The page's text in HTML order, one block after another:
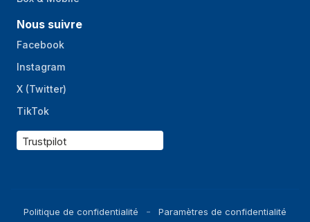
Nous suivre
Facebook
Instagram
X (Twitter)
TikTok
Trustpilot
Politique de confidentialité
Paramètres de confidentialité